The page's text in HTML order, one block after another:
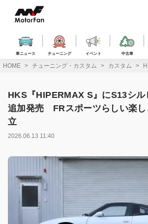
ス
車ニュース チューニング イベント 中古車
HOME チューニング・カスタム カスタム
HKS『HIPERMAX S』にS13シ
追加発売 FRスポーツらしい楽し
立
2026.06.13 11:40